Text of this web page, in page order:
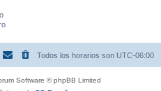
Todos los horarios son UTC-06:00
Software © phpBB Limited